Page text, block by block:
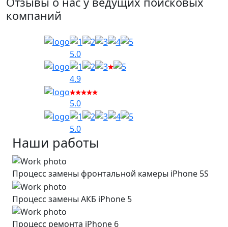
компаний
5.0
4.9
5.0
5.0
Наши работы
Процесс замены фронтальной камеры iPhone 5S
Процесс замены АКБ iPhone 5
Процесс ремонта iPhone 6